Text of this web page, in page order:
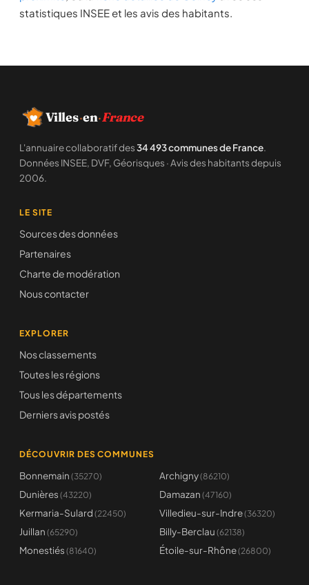
statistiques INSEE et les avis des habitants.
Villes·en·France
L'annuaire collaboratif des34 493 communes de France.
Données INSEE, DVF, Géorisques · Avis des habitants depuis
2006.
LE SITE
Sources des données
Partenaires
Charte de modération
Nous contacter
EXPLORER
Nos classements
Toutes les régions
Tous les départements
Derniers avis postés
DÉCOUVRIR DES COMMUNES
Bonnemain (35270) Archigny(86210)
Dunières (43220) Damazan (47160)
Kermaria-Sulard (22450) Villedieu-sur-Indre(36320)
Juillan (65290) Billy-Berclau (62138)
Monestiés (81640) Étoile-sur-Rhône(26800)